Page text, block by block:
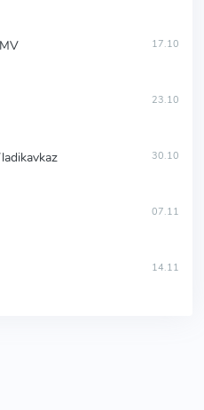
17.10
23.10
30.10
07.11
14.11